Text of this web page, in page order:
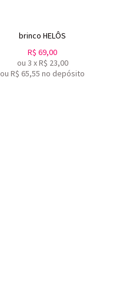
brinco HELÔS
R$ 69,00
ou 3 xR$ 23,00
ou R$ 65,55 no depósito